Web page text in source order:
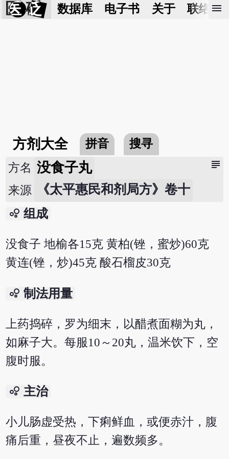
医 砭 数据库 电子书 关于 联络我
menu
方剂大全 拼音 搜寻
subject
方名 没食子丸
来源 《太平惠民和剂局方》卷十
bubble_chart 组成
没食子 地榆各15克 黄柏(锉，蜜炒)60克
黄连(锉，炒)45克 酸石榴皮30克
bubble_chart 制法用量
上药捣碎，罗为细末，以醋煮面糊为丸，
如麻子大。每服10～20丸，温米饮下，空
腹时服。
bubble_chart 主治
小儿肠虚受热，下痢鲜血，或便赤汁，腹
痛后重，昼夜不止，遍数频多。